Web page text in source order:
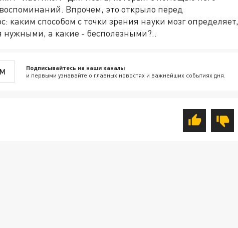
Впрочем, это открыло перед
каким способом с точки зрения науки мозг определяет,
нужными, а какие - бесполезными?..
Подписывайтесь на наши каналы
и первыми узнавайте о главных новостях и важнейших событиях дня.